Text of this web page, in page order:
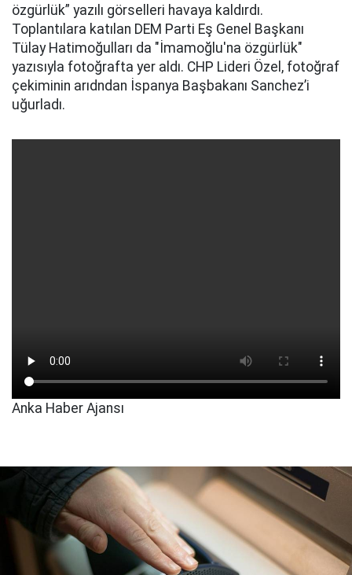
özgürlük” yazılı görselleri havaya kaldırdı.
Toplantılara katılan DEM Parti Eş Genel Başkanı
Tülay Hatimoğulları da "İmamoğlu'na özgürlük"
yazısıyla fotoğrafta yer aldı. CHP Lideri Özel, fotoğraf
çekiminin arıdndan İspanya Başbakanı Sanchez’i
uğurladı.
Anka Haber Ajansı